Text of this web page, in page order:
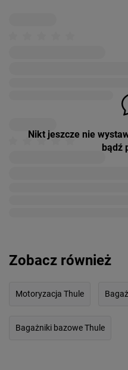
Nikt jeszcze nie
bądź
Zobacz również
Motoryzacja Thule
Bagażniki bazowe Thule